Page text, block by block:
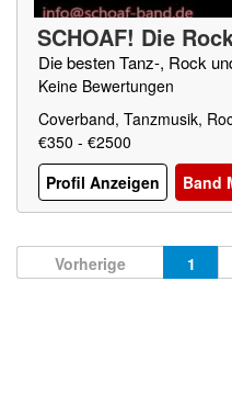
SCHOAF! Die
Die besten Tanz-, Rock
Keine Bewertungen
Coverband, Tanzmusik,
€350 - €2500
Profil Anzeigen
Band
Vorherige 1